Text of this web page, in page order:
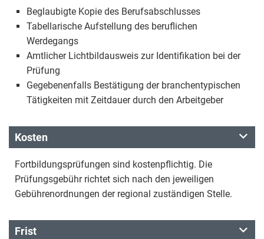
Beglaubigte Kopie des Berufsabschlusses
Tabellarische Aufstellung des beruflichen
Werdegangs
Amtlicher Lichtbildausweis zur Identifikation bei der
Prüfung
Gegebenenfalls Bestätigung der branchentypischen
Tätigkeiten mit Zeitdauer durch den Arbeitgeber
Kosten
Fortbildungsprüfungen sind kostenpflichtig. Die
Prüfungsgebühr richtet sich nach den jeweiligen
Gebührenordnungen der regional zuständigen Stelle.
Frist